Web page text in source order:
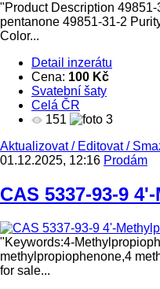
"Product Description
pentanone 49851-31-2
Color...
Detail inzerátu
Cena: 100 Kč
Svatební šaty
Celá ČR
151
3
Aktualizovat/ Editovat/
01.12.2025, 12:16 Prodám
CAS 5337-93-9
"Keywords:4-
methylpropiophenone,4
for sale...